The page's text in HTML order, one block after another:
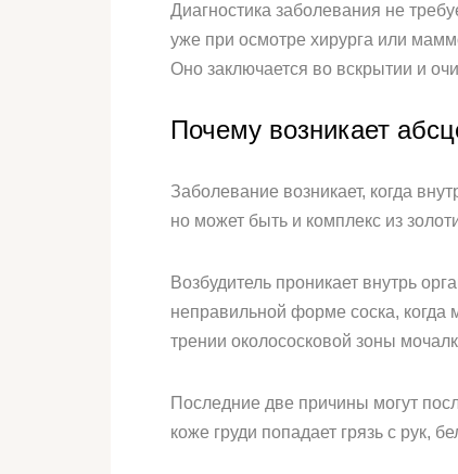
Диагностика заболевания не
уже при осмотре хирурга или
Оно заключается во вскрытии и
Почему возникает
Заболевание возникает, когда
но может быть и комплекс из
Возбудитель проникает внутрь
неправильной форме соска,
трении околососковой зоны
Последние две причины могут
коже груди попадает грязь с рук,